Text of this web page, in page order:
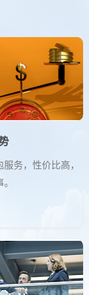
服务，性价比高，